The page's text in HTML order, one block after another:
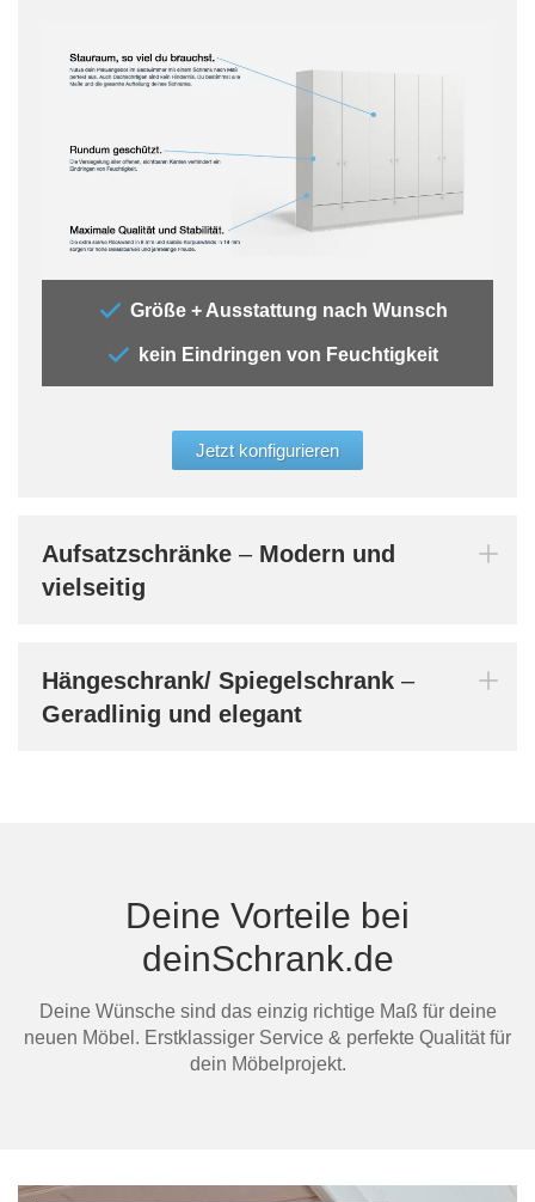
Größe + Ausstattung nach Wunsch
kein Eindringen von Feuchtigkeit
Jetzt konfigurieren
Aufsatzschränke – Modern und
vielseitig
Hängeschrank/ Spiegelschrank –
Geradlinig und elegant
Deine Vorteile bei
deinSchrank.de
Deine Wünsche sind das einzig richtige Maß für deine
neuen Möbel. Erstklassiger Service & perfekte Qualität für
dein Möbelprojekt.